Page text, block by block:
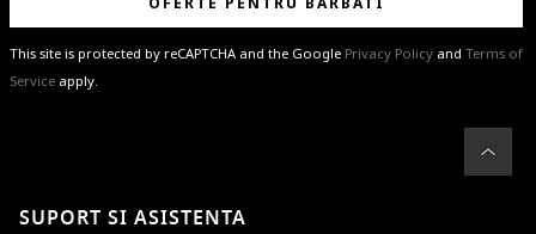
This site is protected by reCAPTCHA and the Google Privacy Policy and Terms of
Service apply.
%email%
ultimele tendinte in moda!
SUPORT SI ASISTENTA